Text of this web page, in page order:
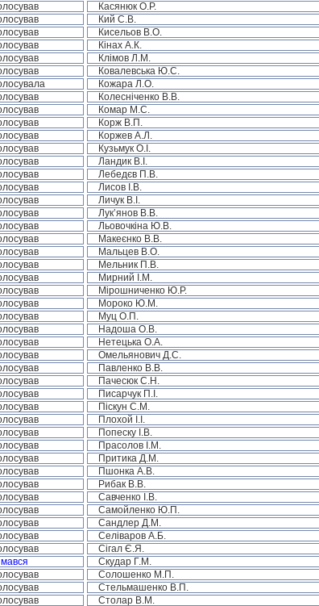
Касянюк О.Р.
Кий С.В.
Кисельов В.О.
Кінах А.К.
Клімов Л.М.
Ковалевська Ю.С.
Кожара Л.О.
Колесніченко В.В.
Комар М.С.
Корж В.П.
Коржев А.Л.
Кузьмук О.І.
Ландик В.І.
Лебедєв П.В.
Лисов І.В.
Личук В.І.
Лук’янов В.В.
Льовочкіна Ю.В.
Макеєнко В.В.
Мальцев В.О.
Мельник П.В.
Мирний І.М.
Мірошниченко Ю.Р.
Мороко Ю.М.
Муц О.П.
Надоша О.В.
Нетецька О.А.
Омельянович Д.С.
Павленко В.В.
Пачесюк С.Н.
Писарчук П.І.
Піскун С.М.
Плохой І.І.
Попеску І.В.
Прасолов І.М.
Притика Д.М.
Пшонка А.В.
Рибак В.В.
Савченко І.В.
Самойленко Ю.П.
Сандлер Д.М.
Селіваров А.Б.
Сігал Є.Я.
Скудар Г.М.
Солошенко М.П.
Стельмашенко В.П.
Столар В.М.